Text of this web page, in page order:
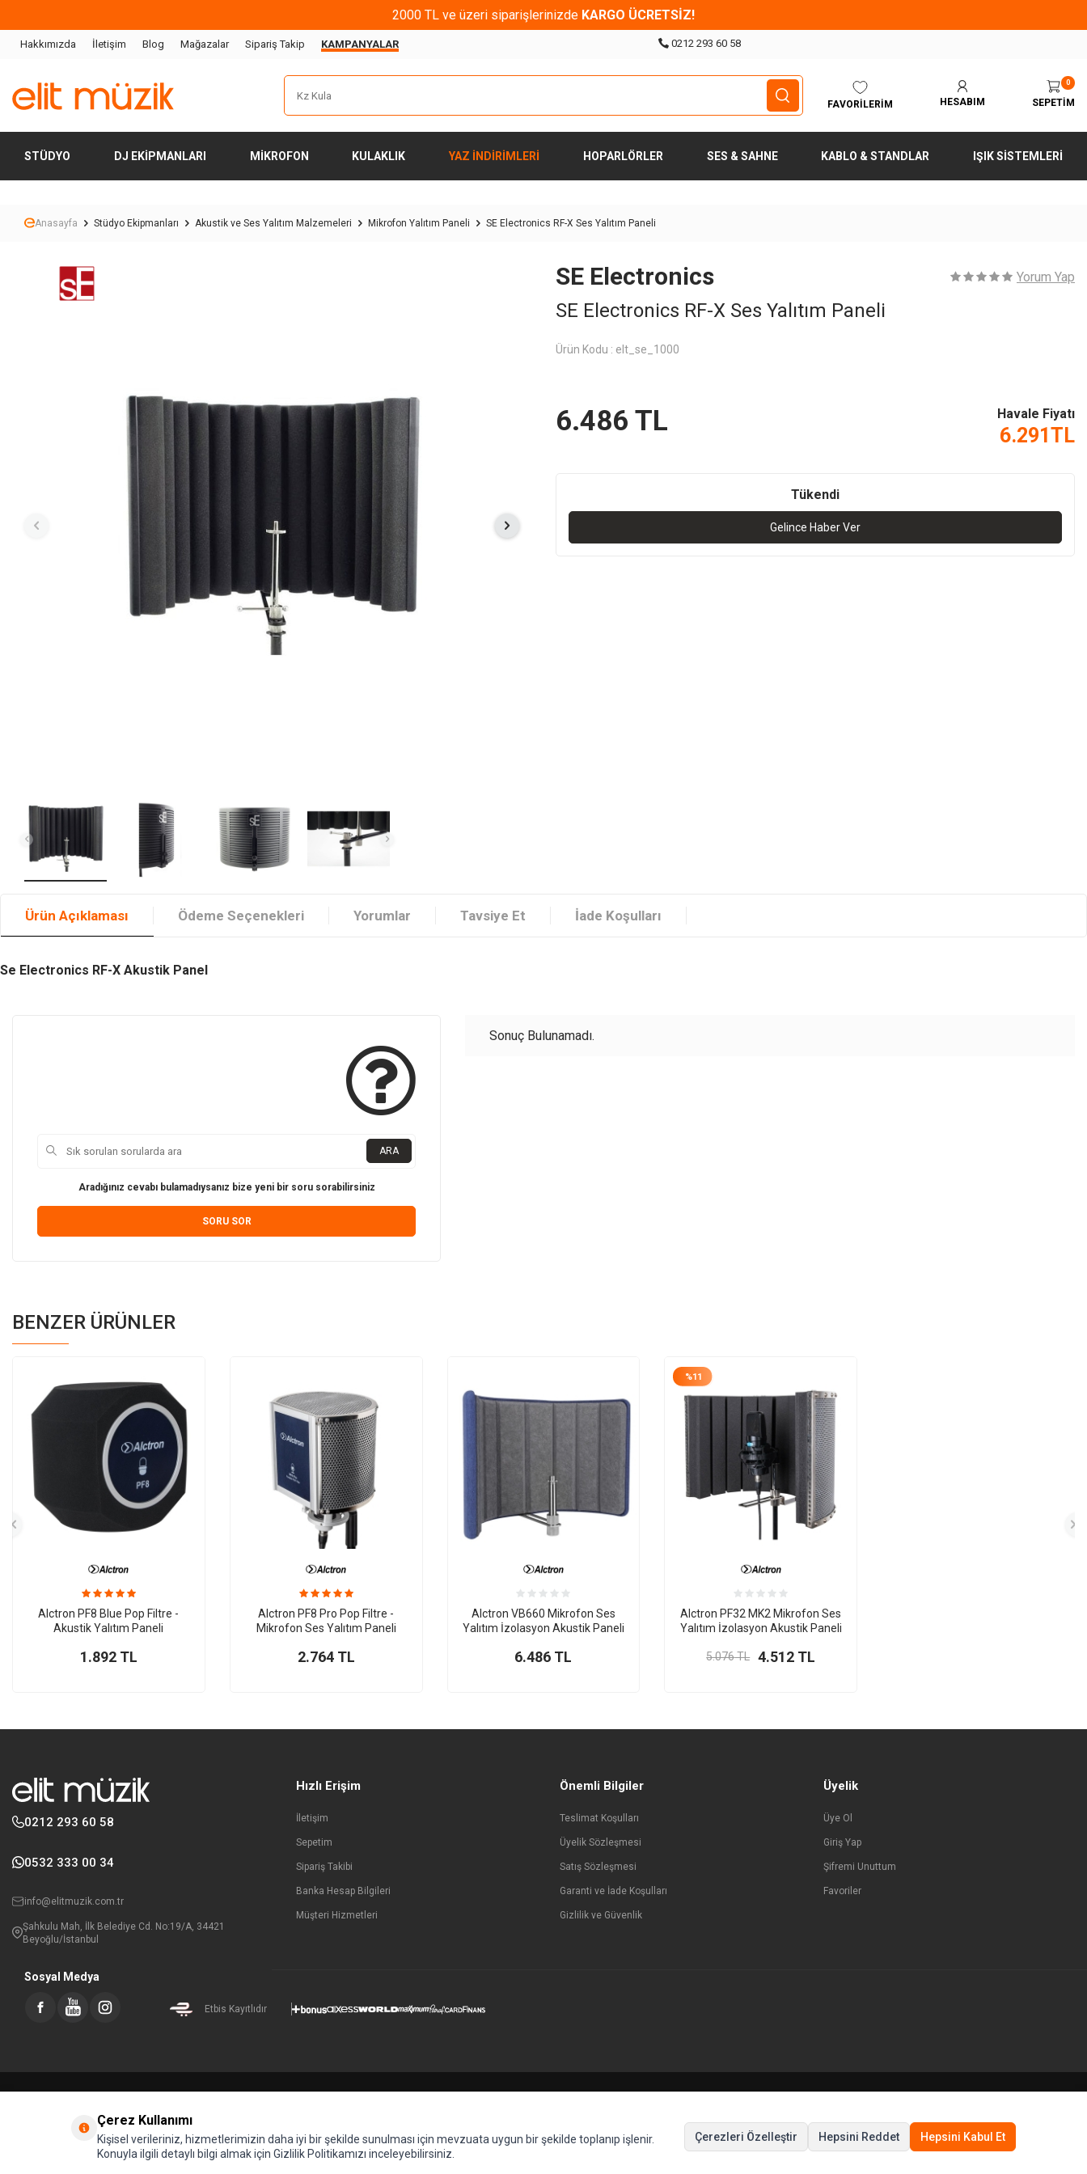
2000 TL ve üzeri siparişlerinizde KARGO ÜCRETSİZ!
Hakkımızda İletişim Blog Mağazalar Sipariş Takip KAMPANYALAR 0212 293 60 58
FAVORILERIM HESABIM
0
SEPETIM
STÜDYO DJ EKIPMANLARI MIKROFON KULAKLIK YAZ İNDİRİMLERİ HOPARLÖRLER SES & SAHNE KABLO & STANDLAR IŞIK SISTEMLERI
Anasayfa Stüdyo Ekipmanları Akustik ve Ses Yalıtım Malzemeleri Mikrofon Yalıtım Paneli SE Electronics RF-X Ses Yalıtım Paneli
SE Electronics Yorum Yap
SE Electronics RF-X Ses Yalıtım Paneli
Ürün Kodu : elt_se_1000
6.486 TL Havale Fiyatı
6.291TL
Tükendi
Gelince Haber Ver
Ürün Açıklaması Ödeme Seçenekleri Yorumlar Tavsiye Et İade Koşulları
Se Electronics RF-X Akustik Panel
ARA
Aradığınız cevabı bulamadıysanız bize yeni bir soru sorabilirsiniz
SORU SOR
Sonuç Bulunamadı.
BENZER ÜRÜNLER
Alctron PF8 Blue Pop Filtre -
Akustik Yalıtım Paneli
1.892TL
Alctron PF8 Pro Pop Filtre -
Mikrofon Ses Yalıtım Paneli
2.764TL
Alctron VB660 Mikrofon Ses
Yalıtım İzolasyon Akustik Paneli
6.486 TL
%11
Alctron PF32 MK2 Mikrofon Ses
Yalıtım İzolasyon Akustik Paneli
5.076TL 4.512 TL
Hızlı Erişim
İletişim
Sepetim
Sipariş Takibi
Banka Hesap Bilgileri
Müşteri Hizmetleri
Önemli Bilgiler
Teslimat Koşulları
Üyelik Sözleşmesi
Satış Sözleşmesi
Garanti ve İade Koşulları
Gizlilik ve Güvenlik
Üyelik
Üye Ol
Giriş Yap
Şifremi Unuttum
Favoriler
0212 293 60 58
0532 333 00 34
info@elitmuzik.com.tr
Şahkulu Mah, İlk Belediye Cd. No:19/A, 34421
Beyoğlu/İstanbul
Sosyal Medya
Etbis Kayıtlıdır
Çerez Kullanımı
Kişisel verileriniz, hizmetlerimizin daha iyi bir şekilde sunulması için mevzuata uygun bir şekilde toplanıp işlenir.
Konuyla ilgili detaylı bilgi almak için Gizlilik Politikamızı inceleyebilirsiniz.
Çerezleri Özelleştir Hepsini Reddet Hepsini Kabul Et